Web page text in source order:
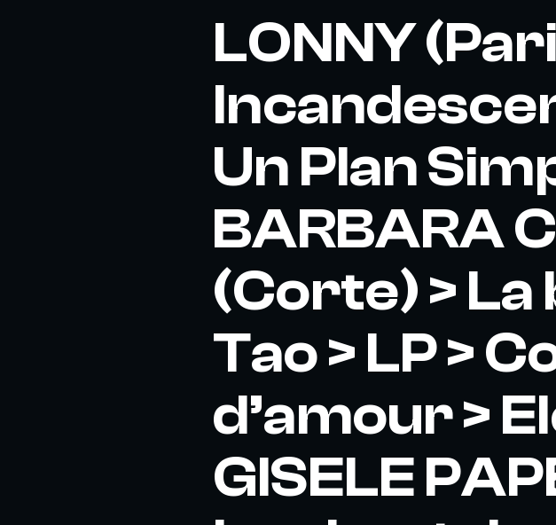
LONNY
Un Plan
BARBARA
(Corte) > La
Tao > LP >
d’amour >
GISELE